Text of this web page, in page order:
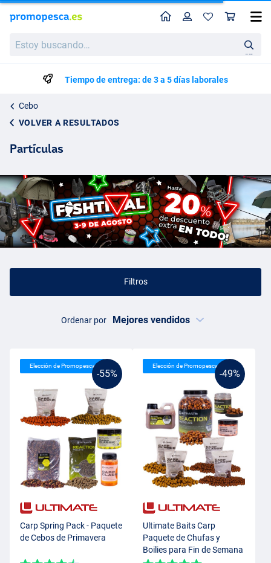
buscando…
en
Perfil
Tiempo de entrega: de 3 a 5 días laborales
Cebo
VOLVER A RESULTADOS
Partículas
Filtros
Ordenar por
-55%
Elección de Promopesca
Carp Spring Pack - Paquete
de Cebos de Primavera
-49%
Elección de Promopesca
Ultimate Baits Carp
Paquete de Chufas y
Boilies para Fin de Semana